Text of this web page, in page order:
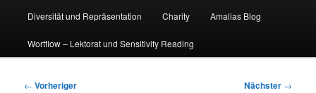
Diversität und Repräsentation Charity Amalias Blog
Wortflow – Lektorat und Sensitivity Reading
Beitragsnavigation
← Vorheriger Nächster →